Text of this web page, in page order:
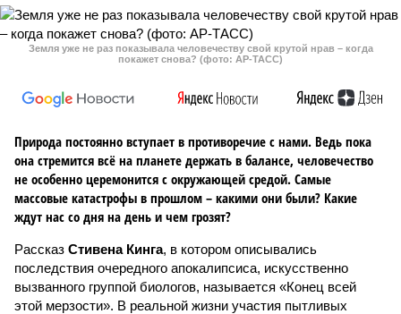
Земля уже не раз показывала человечеству свой крутой нрав – когда
покажет снова? (фото: АР-ТАСС)
Природа постоянно вступает в противоречие с нами. Ведь пока
она стремится всё на планете держать в балансе, человечество
не особенно церемонится с окружающей средой. Самые
массовые катастрофы в прошлом – какими они были? Какие
ждут нас со дня на день и чем грозят?
Рассказ Стивена Кинга, в котором описывались
последствия очередного апокалипсиса, искусственно
вызванного группой биологов, называется «Конец всей
этой мерзости». В реальной жизни участия пытливых